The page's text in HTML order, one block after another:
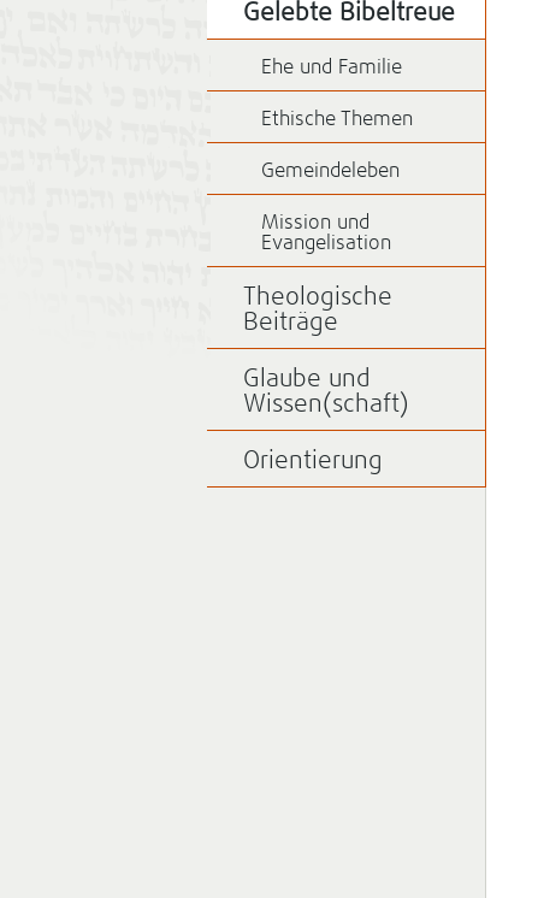
Gelebte Bibeltreue
Ehe und Familie
Ethische Themen
Gemeindeleben
Mission und
Evangelisation
Theologische
Beiträge
Glaube und
Wissen(schaft)
Orientierung